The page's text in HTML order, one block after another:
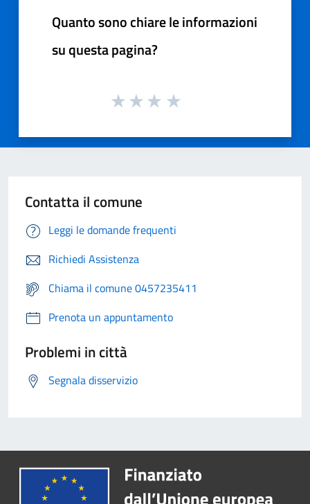
Quanto sono chiare le informazioni
su questa pagina?
Contatta il comune
Leggi le domande frequenti
Richiedi Assistenza
Chiama il comune 0457235411
Prenota un appuntamento
Problemi in città
Segnala disservizio